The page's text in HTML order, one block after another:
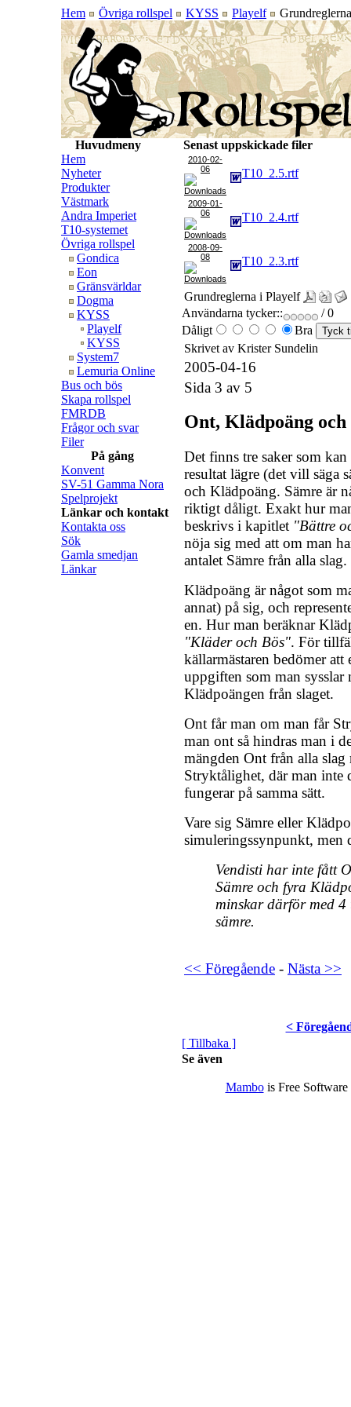
Hem Övriga rollspel KYSS Playelf
Huvudmeny
Hem
Nyheter
Produkter
Västmark
Andra Imperiet
T10-systemet
Övriga rollspel
Gondica
Eon
Gränsvärldar
Dogma
KYSS
Playelf
KYSS
System7
Lemuria Online
Bus och bös
Skapa rollspel
FMRDB
Frågor och svar
Filer
På gång
Konvent
SV-51 Gamma Nora
Spelprojekt
Länkar och kontakt
Kontakta oss
Sök
Gamla smedjan
Länkar
Senast uppskickade filer
2010-02-
06
T10_2.5.rtf
2009-01-
06
T10_2.4.rtf
2008-09-
08
T10_2.3.rtf
Grundreglerna i Playelf
Användarna tycker::
/ 0
Dåligt
Bra
Skrivet av Krister Sundelin
2005-04-16
Sida 3 av 5
Ont, Klädpoäng och
Det finns tre saker som kan
resultat lägre (det vill säga
och Klädpoäng. Sämre är
riktigt dåligt. Exakt hur
beskrivs i kapitlet "Bättre
nöja sig med att om man
antalet Sämre från alla slag.
Klädpoäng är något som
annat) på sig, och
en. Hur man beräknar
"Kläder och Bös". För
källarmästaren bedömer
uppgiften som man sysslar
Klädpoängen från slaget.
Ont får man om man får
man ont så hindras man i
mängden Ont från alla
Stryktålighet, där man
fungerar på samma sätt.
Vare sig Sämre eller
simuleringssynpunkt, men
Vendisti har inte fått
Sämre och fyra
minskar därför med
sämre.
<< Föregående - Nästa >>
<
[ Tillbaka ]
Se även
Mambois Free Software